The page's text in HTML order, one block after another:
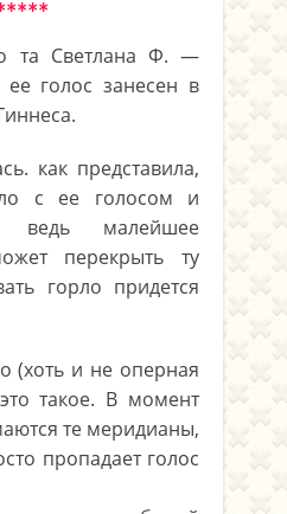
та Светлана Ф. —
голос занесен в
как представила,
с ее голосом и
малейшее
перекрыть ту
горло придется
(хоть и не оперная
такое. В момент
те меридианы,
пропадает голос